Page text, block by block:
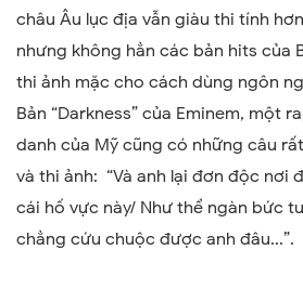
châu Âu lục địa vẫn giàu thi tính
nhưng không hẳn các bản hits của
thi ảnh mặc cho cách dùng ngôn
Bản “Darkness” của Eminem, một
danh của Mỹ cũng có những câu
và thi ảnh: “Và anh lại đơn độc nơi
cái hố vực này/ Như thể ngàn bức
chẳng cứu chuộc được anh đâu...”.